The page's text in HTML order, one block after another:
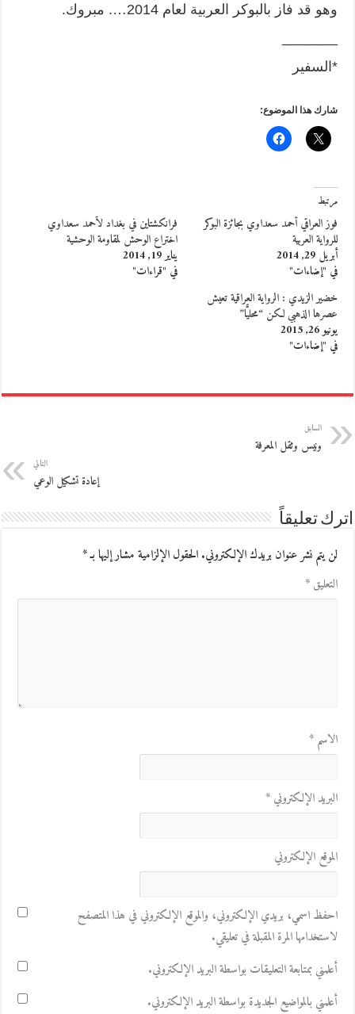
وهو قد فاز بالبوكر العربية لعام 2014…. مبروك.
*السفير
شارك هذا الموضوع:
مرتبط
فوز العراقي أحمد سعداوي بجائزة البوكر
للرواية العربية
أبريل 29, 2014
في "إضاءات"
فرانكشتاين في بغداد لأحمد سعداوي
اختراع الوحش لمقاومة الوحشية
يناير 19, 2014
في "قراءات"
خضير الزيدي : الرواية العراقية تعيش
عصرها الذهبي لكن “محليًّا”
يونيو 26, 2015
في "إضاءات"
السابق
ونيس وثقل المعرفة
التالي
إعادة تشكيل الوعي
اترك تعليقاً
لن يتم نشر عنوان بريدك الإلكتروني.الحقول الإلزامية مشار إليها بـ*
التعليق*
الاسم*
البريد الإلكتروني*
الموقع الإلكتروني
احفظ اسمي، بريدي الإلكتروني، والموقع الإلكتروني في هذا المتصفح
لاستخدامها المرة المقبلة في تعليقي.
أعلمني بمتابعة التعليقات بواسطة البريد الإلكتروني.
أعلمني بالمواضيع الجديدة بواسطة البريد الإلكتروني.